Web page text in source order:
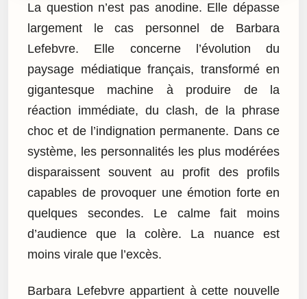
La question n’est pas anodine. Elle dépasse
largement le cas personnel de Barbara
Lefebvre. Elle concerne l’évolution du
paysage médiatique français, transformé en
gigantesque machine à produire de la
réaction immédiate, du clash, de la phrase
choc et de l’indignation permanente. Dans ce
système, les personnalités les plus modérées
disparaissent souvent au profit des profils
capables de provoquer une émotion forte en
quelques secondes. Le calme fait moins
d’audience que la colère. La nuance est
moins virale que l’excès.
Barbara Lefebvre appartient à cette nouvelle